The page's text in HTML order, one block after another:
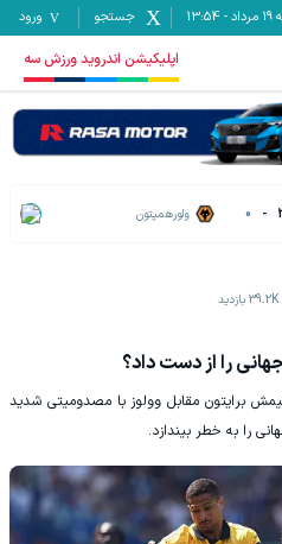
-
13:54 جستجو ورود
اپلیکیشن اندروید ورزش سه
-
0 ولورهمپتون
39.2K بازدید
را از دست داد؟
تیمش برایتون مقابل وولوز با مصدومیتی شدید
را به خطر بیندازد.